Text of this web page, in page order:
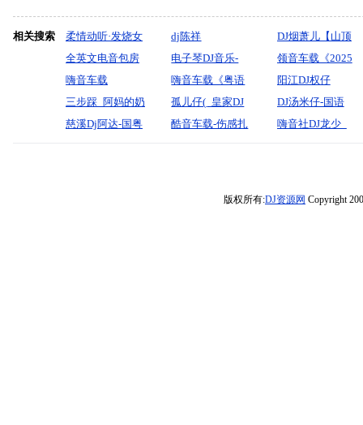
相关搜索
柔情动听·发烧女
声《你是我的传
说》车载大碟-酷
音领域-dj贝奇
mix
dj陈祥
DJ烟萧儿【山顶
上的歌-岁月神
偷-往后余生》火
爆动感精品串烧
全英文电音包房
DJ打碟套曲电音
包厢专用英文慢
摇车载
电子琴DJ音乐-
【你看你看月亮
的脸vs谁的眼泪
在飞】-DJ小花
领音车载《2025
经典中文【硬核
土嗨Bounce韩风
劲电】蹦迪嗨
嗨音车载
2025《发烧车载
红歌民歌（红星
嗨音车载《粤语
老歌新打【宇宙
最强】如果想开
阳江DJ权仔
【2026梦的翅膀
受了伤爱河
三步踩_阿妈的奶
茶香-阿古拉-无
孤儿仔(_皇家DJ
权少
DJ汤米仔-国语
FunkyHouse海岸
慈溪Dj阿达-国粤
酷音车载-伤感扎
嗨音社DJ龙少_
版权所有:DJ资源网 Copyright